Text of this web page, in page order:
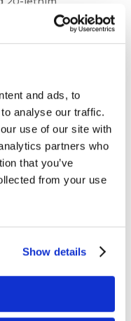
and ads, to
analyse our traffic.
use of our site with
partners who
that you’ve
from your use
Show details
i rozwoju marek